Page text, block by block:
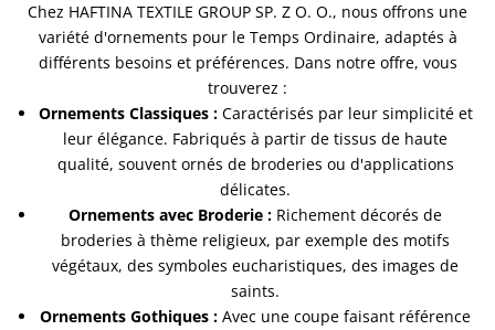
Chez HAFTINA TEXTILE GROUP SP. Z O. O., nous offrons une
variété d'ornements pour le Temps Ordinaire, adaptés à
différents besoins et préférences. Dans notre offre, vous
trouverez :
Ornements Classiques :Caractérisés par leur simplicité et
leur élégance. Fabriqués à partir de tissus de haute
qualité, souvent ornés de broderies ou d'applications
délicates.
Ornements avec Broderie : Richement décorés de
broderies à thème religieux, par exemple des motifs
végétaux, des symboles eucharistiques, des images de
saints.
Ornements Gothiques : Avec une coupe faisant référence